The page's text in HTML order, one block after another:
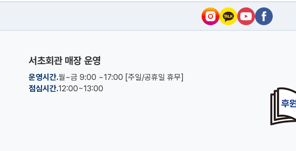
서초회관 매장 운영
운영시간.월~금 9:00 ~17:00 [주일/공휴일 휴무]
점심시간.12:00~13:00